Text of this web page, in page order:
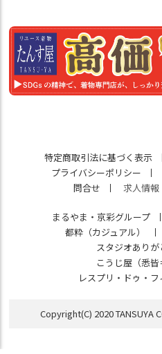
特定商取引法に基づく表示
プライバシーポリシー
問合せ
求人情報
まるやま・京彩グループ
都粋（カジュアル）
スタジオありが
こうじ屋（悉皆
レスプリ・ドゥ・フ
Copyright(C) 2020 TANSUYA